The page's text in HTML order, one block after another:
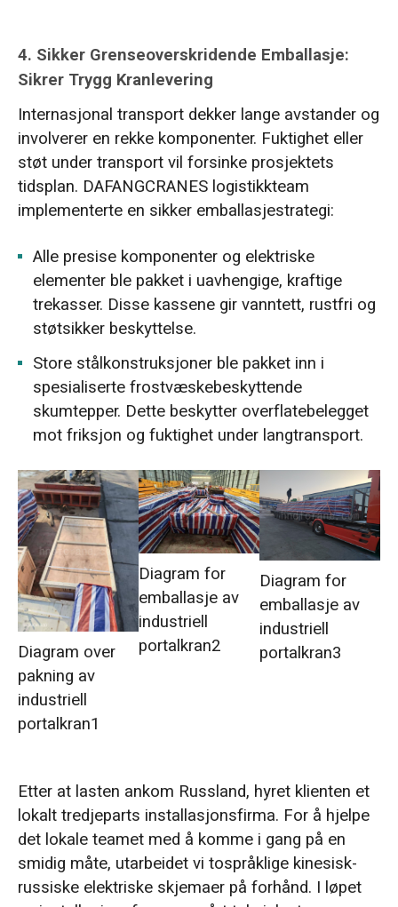
4. Sikker Grenseoverskridende Emballasje:
Sikrer Trygg Kranlevering
Internasjonal transport dekker lange avstander og
involverer en rekke komponenter. Fuktighet eller
støt under transport vil forsinke prosjektets
tidsplan. DAFANGCRANES logistikkteam
implementerte en sikker emballasjestrategi:
Alle presise komponenter og elektriske
elementer ble pakket i uavhengige, kraftige
trekasser. Disse kassene gir vanntett, rustfri og
støtsikker beskyttelse.
Store stålkonstruksjoner ble pakket inn i
spesialiserte frostvæskebeskyttende
skumtepper. Dette beskytter overflatebelegget
mot friksjon og fuktighet under langtransport.
Diagram over
pakning av
industriell
portalkran1
Diagram for
emballasje av
industriell
portalkran2
Diagram for
emballasje av
industriell
portalkran3
Etter at lasten ankom Russland, hyret klienten et
lokalt tredjeparts installasjonsfirma. For å hjelpe
det lokale teamet med å komme i gang på en
smidig måte, utarbeidet vi tospråklige kinesisk-
russiske elektriske skjemaer på forhånd. I løpet